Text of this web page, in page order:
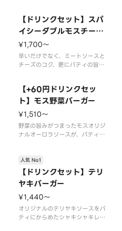
す。※一部店舗ではお取り扱いの
ない場合がございます。※店舗に
る場合がございます。※食材の増
減量・不使用等のご要望
【ドリンクセット】スパ
イシーダブルモスチーズ
バーガー
¥1,700〜
辛いだけでなく、ミートソースと
チーズのコク、更にパティの旨み
ました。※一部店舗ではお取り扱
いのない場合がございます。※店
了する場合がございます。※食材
の増減量・不使用等のご
【+60円ドリンクセッ
ト】モス野菜バーガー
¥1,510〜
野菜の旨みがつまったモスオリジ
ナルオーロラソースが、パティと
りとお楽しみください。
ソースの原材料が一部変更になり
ました。
※スープ用のスプーンが不要なお
客様はオプション選択にてチェッ
クを付けてくださ
【ドリンクセット】テリ
ヤキバーガー
人気 No1
¥1,440〜
オリジナルのテリヤキソースをパ
ティにからめたシャキシャキレタ